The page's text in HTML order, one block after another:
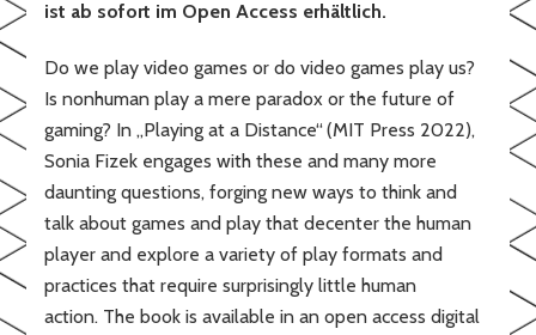
ist ab sofort im Open Access erhältlich.
Do we play video games or do video games play us?
Is nonhuman play a mere paradox or the future of
gaming? In „Playing at a Distance“(MIT Press 2022),
Sonia Fizek engages with these and many more
daunting questions, forging new ways to think and
talk about games and play that decenter the human
player and explore a variety of play formats and
practices that require surprisingly little human
action. The book is available in an open access digital